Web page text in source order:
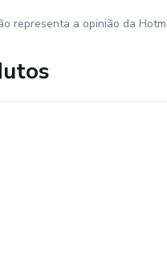
representa a opinião da